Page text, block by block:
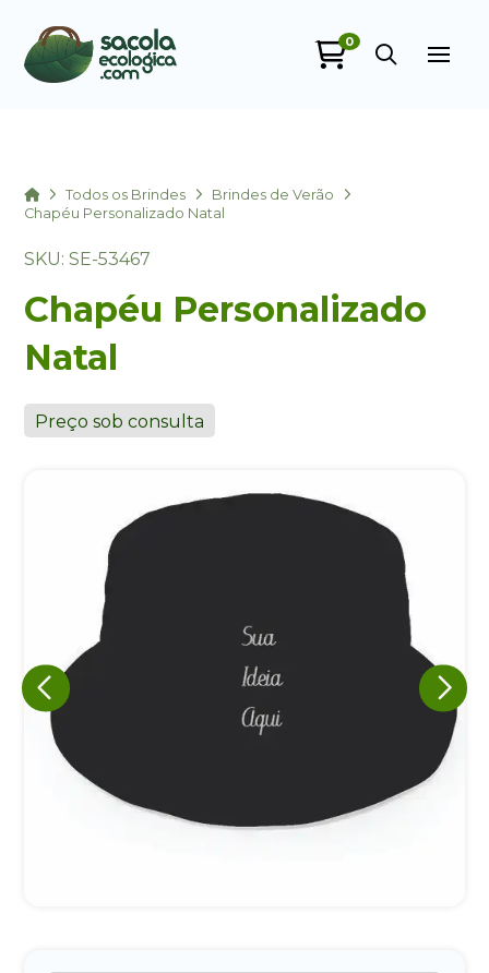
0
HomeTodos os Brindes
Brindes de Verão
Chapéu Personalizado Natal
SKU: SE-53467
Chapéu Personalizado
Natal
Preço sob consulta
Eu concordo em receber comunicações.
A nossa empresa está comprometida a proteger e respeitar
sua privacidade, utilizaremos seus dados apenas para fins
de marketing. Você pode alterar suas preferências a
qualquer momento.
Iniciar conversa